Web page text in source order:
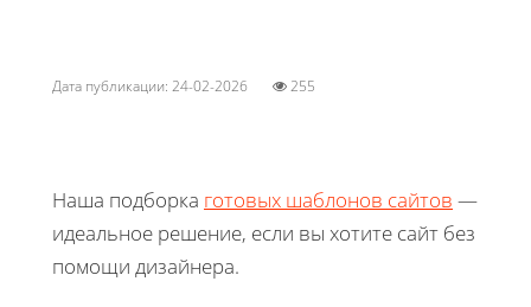
Дата публикации: 24-02-2026 255
Наша подборка готовых шаблонов сайтов —
идеальное решение, если вы хотите сайт без
помощи дизайнера.